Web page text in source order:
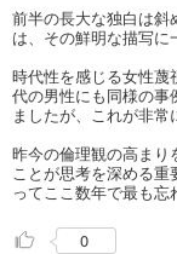
前半の長大な独白は斜
は、その鮮明な描写に
時代性を感じる女性
代の男性にも同様の
ましたが、これが非常
昨今の倫理観の高まり
ことが思考を深める重
ってここ数年で最も忘
0